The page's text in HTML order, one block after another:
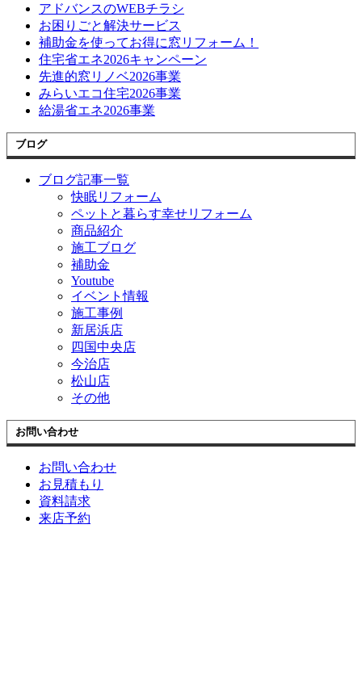
アドバンスのWEBチラシ
お困りごと解決サービス
補助金を使ってお得に窓リフォーム！
住宅省エネ2026キャンペーン
先進的窓リノベ2026事業
みらいエコ住宅2026事業
給湯省エネ2026事業
ブログ
ブログ記事一覧
快眠リフォーム
ペットと暮らす幸せリフォーム
商品紹介
施工ブログ
補助金
Youtube
イベント情報
施工事例
新居浜店
四国中央店
今治店
松山店
その他
お問い合わせ
お問い合わせ
お見積もり
資料請求
来店予約